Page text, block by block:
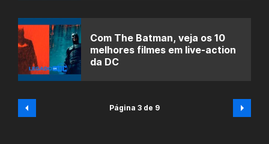
Com The Batman, veja os 10
melhores filmes em live-action
da DC
Página 3 de 9